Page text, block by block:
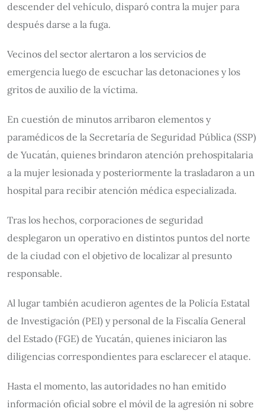
descender del vehículo, disparó contra la mujer para
después darse a la fuga.
Vecinos del sector alertaron a los servicios de
emergencia luego de escuchar las detonaciones y los
gritos de auxilio de la víctima.
En cuestión de minutos arribaron elementos y
paramédicos de la Secretaría de Seguridad Pública (SSP)
de Yucatán, quienes brindaron atención prehospitalaria
a la mujer lesionada y posteriormente la trasladaron a un
hospital para recibir atención médica especializada.
Tras los hechos, corporaciones de seguridad
desplegaron un operativo en distintos puntos del norte
de la ciudad con el objetivo de localizar al presunto
responsable.
Al lugar también acudieron agentes de la Policía Estatal
de Investigación (PEI) y personal de la Fiscalía General
del Estado (FGE) de Yucatán, quienes iniciaron las
diligencias correspondientes para esclarecer el ataque.
Hasta el momento, las autoridades no han emitido
información oficial sobre el móvil de la agresión ni sobre